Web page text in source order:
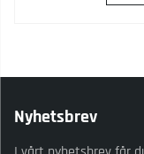
Nyhetsbrev